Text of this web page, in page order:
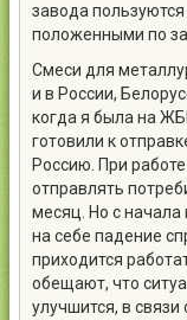
завода
положенными по
Смеси для
и в России,
когда я была на
готовили к
Россию. При
отправлять
месяц. Но с начала
на себе падение
приходится
обещают, что
улучшится, в связи